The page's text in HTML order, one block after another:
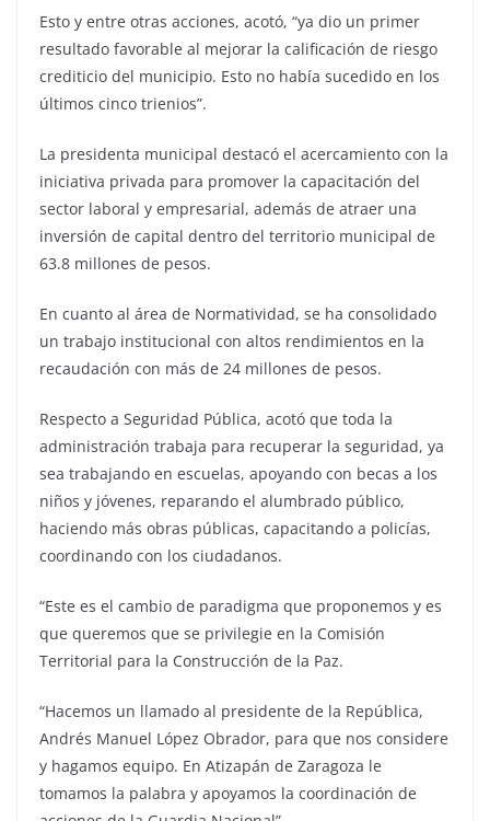
Esto y entre otras acciones, acotó, “ya dio un primer
resultado favorable al mejorar la calificación de riesgo
crediticio del municipio. Esto no había sucedido en los
últimos cinco trienios”.
La presidenta municipal destacó el acercamiento con la
iniciativa privada para promover la capacitación del
sector laboral y empresarial, además de atraer una
inversión de capital dentro del territorio municipal de
63.8 millones de pesos.
En cuanto al área de Normatividad, se ha consolidado
un trabajo institucional con altos rendimientos en la
recaudación con más de 24 millones de pesos.
Respecto a Seguridad Pública, acotó que toda la
administración trabaja para recuperar la seguridad, ya
sea trabajando en escuelas, apoyando con becas a los
niños y jóvenes, reparando el alumbrado público,
haciendo más obras públicas, capacitando a policías,
coordinando con los ciudadanos.
“Este es el cambio de paradigma que proponemos y es
que queremos que se privilegie en la Comisión
Territorial para la Construcción de la Paz.
“Hacemos un llamado al presidente de la República,
Andrés Manuel López Obrador, para que nos considere
y hagamos equipo. En Atizapán de Zaragoza le
tomamos la palabra y apoyamos la coordinación de